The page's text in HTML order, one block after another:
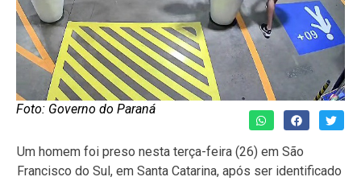
Foto: Governo do Paraná
Um homem foi preso nesta terça-feira (26) em São
Francisco do Sul, em Santa Catarina, após ser identificado